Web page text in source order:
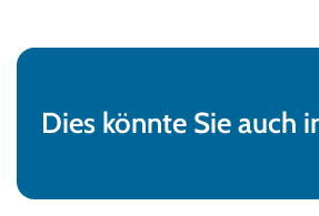
Dies könnte Sie auch